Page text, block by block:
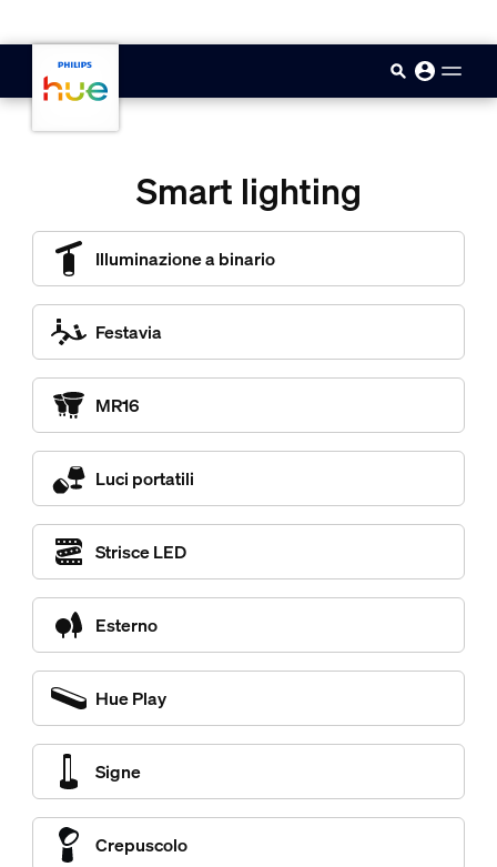
Smart lighting
Illuminazione a binario
Festavia
MR16
Luci portatili
Strisce LED
Esterno
Hue Play
Signe
Crepuscolo